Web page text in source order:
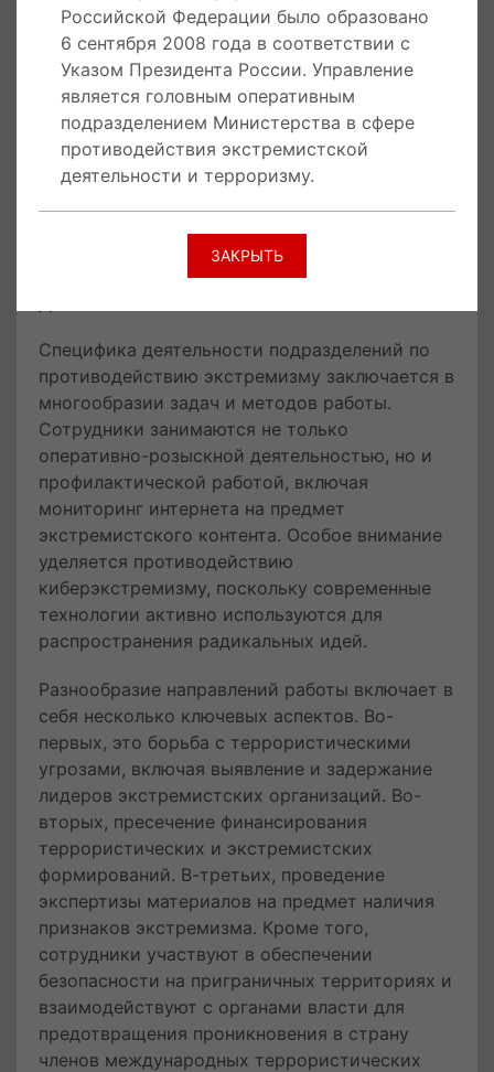
Важным аспектом работы является также
взаимодействие с другими
правоохранительными органами и
государственными структурами. В 2011 году
была создана Межведомственная комиссия по
противодействию экстремизму под
председательством Министра внутренних дел,
что позволило координировать усилия
различных ведомств на этом направлении.
Специфика и разнообразие
Специфика деятельности подразделений по
противодействию экстремизму заключается в
многообразии задач и методов работы.
Сотрудники занимаются не только
оперативно-розыскной деятельностью, но и
профилактической работой, включая
мониторинг интернета на предмет
экстремистского контента. Особое внимание
уделяется противодействию
киберэкстремизму, поскольку современные
технологии активно используются для
распространения радикальных идей.
Разнообразие направлений работы включает в
себя несколько ключевых аспектов. Во-
первых, это борьба с террористическими
угрозами, включая выявление и задержание
лидеров экстремистских организаций. Во-
вторых, пресечение финансирования
террористических и экстремистских
формирований. В-третьих, проведение
экспертизы материалов на предмет наличия
признаков экстремизма. Кроме того,
сотрудники участвуют в обеспечении
безопасности на приграничных территориях и
взаимодействуют с органами власти для
предотвращения проникновения в страну
членов международных террористических
Российской Федерации было образовано
6 сентября 2008 года в соответствии с
Указом Президента России. Управление
является головным оперативным
подразделением Министерства в сфере
противодействия экстремистской
деятельности и терроризму.
ЗАКРЫТЬ